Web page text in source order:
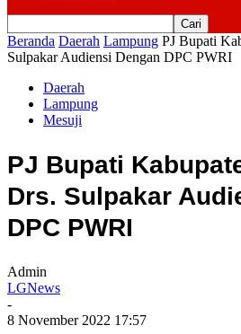
Beranda Daerah Lampung PJ Bupati
Sulpakar Audiensi Dengan DPC PWRI
Daerah
Lampung
Mesuji
PJ Bupati
Drs. Sulpakar
DPC PWRI
Admin
LGNews
-
8 November 2022 17:57